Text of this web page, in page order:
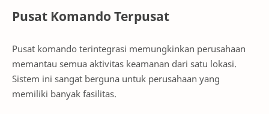
Pusat Komando Terpusat
Pusat komando terintegrasi memungkinkan perusahaan
memantau semua aktivitas keamanan dari satu lokasi.
Sistem ini sangat berguna untuk perusahaan yang
memiliki banyak fasilitas.